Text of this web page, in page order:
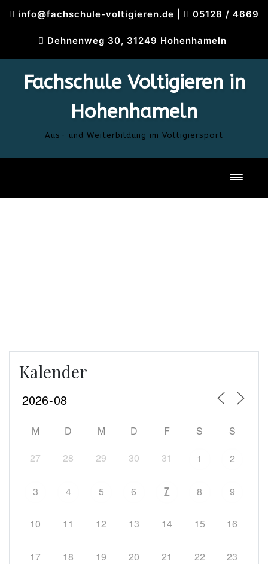
info@fachschule-voltigieren.de 05128 / 4669
Dehnenweg 30, 31249 Hohenhameln
Fachschule Voltigieren in
Hohenhameln
Aus- und Weiterbildung im Voltigiersport
Kalender
M D M D F S
S
27
28 29 30 31 1 2
3 4 5 6 7 8 9
10 11 12 13 14 15 16
17 18 19 20 21 22 23